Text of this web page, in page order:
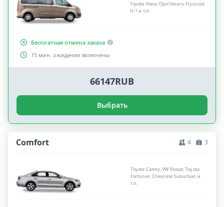
Toyota Hiace, Opel Vivaro, Hyundai
H-1 и т.п.
Бесплатная отмена заказа
15 мин. ожидания включены
66147RUB
Выбрать
Comfort 4 3
Toyota Camry, VW Passat, Toyota
Fortuner, Chevrolet Suburban и
т.п.